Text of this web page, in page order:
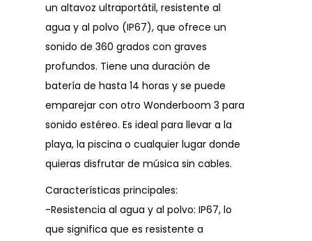
un altavoz ultraportátil, resistente al
agua y al polvo (IP67), que ofrece un
sonido de 360 grados con graves
profundos. Tiene una duración de
batería de hasta 14 horas y se puede
emparejar con otro Wonderboom 3 para
sonido estéreo. Es ideal para llevar a la
playa, la piscina o cualquier lugar donde
quieras disfrutar de música sin cables.
Características principales:
-Resistencia al agua y al polvo: IP67, lo
que significa que es resistente a